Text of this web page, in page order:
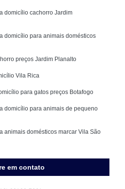
domicílio cachorro Jardim
domicílio para animais domésticos
preços Jardim Planalto
Vila Rica
para gatos preços Botafogo
domicílio para animais de pequeno
animais domésticos marcar Vila São
em contato